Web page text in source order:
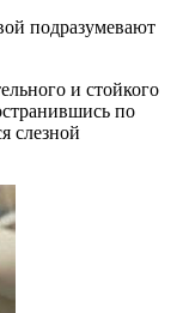
подразумевают
и стойкого
по
слезной